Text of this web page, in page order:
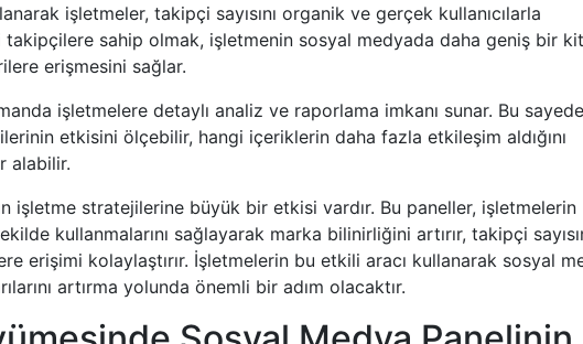
işletmeler, takipçi sayısını organik ve gerçek kullanıcılarla
sahip olmak, işletmenin sosyal medyada daha geniş bir
erişmesini sağlar.
işletmelere detaylı analiz ve raporlama imkanı sunar. Bu sayede
etkisini ölçebilir, hangi içeriklerin daha fazla etkileşim aldığını
alabilir.
işletme stratejilerine büyük bir etkisi vardır. Bu paneller, işletmelerin
kullanmalarını sağlayarak marka bilinirliğini artırır, takipçi
erişimi kolaylaştırır. İşletmelerin bu etkili aracı kullanarak sosyal
artırma yolunda önemli bir adım olacaktır.